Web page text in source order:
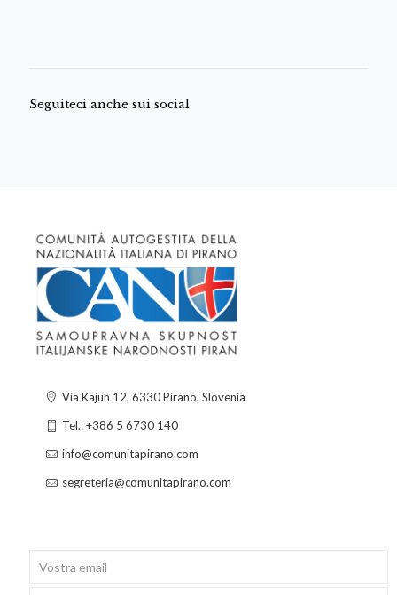
Seguiteci anche sui social
Via Kajuh 12, 6330 Pirano, Slovenia
Tel.: +386 5 6730 140
info@comunitapirano.com
segreteria@comunitapirano.com